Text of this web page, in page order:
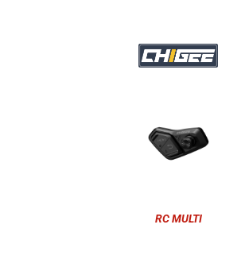
RC MULTI